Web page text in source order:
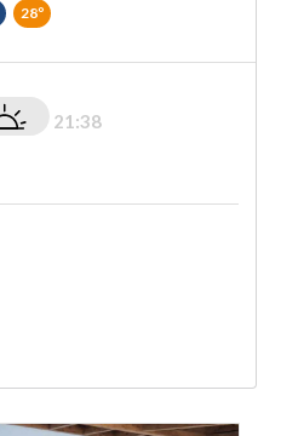
28º
21:38